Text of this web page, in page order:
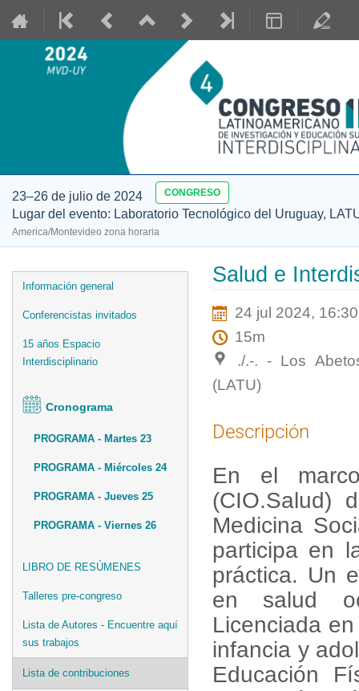
23–26 de julio de 2024 CONGRESO
Lugar del evento: Laboratorio Tecnológico del Uruguay,
America/Montevideo zona horaria
Event
menu
Información general
Conferencistas invitados
15 años Espacio
Interdisciplinario
Cronograma
PROGRAMA - Martes 23
PROGRAMA - Miércoles 24
PROGRAMA - Jueves 25
PROGRAMA - Viernes 26
LIBRO DE RESÚMENES
Talleres pre-congreso
Lista de Autores - Encuentre aquí
sus trabajos
Lista de contribuciones
Salud e
24 jul 2024, 16:30
15m
./.-. - Los
(LATU)
Descripción
En el
(CIO.Salud)
Medicina
participa en
práctica. Un
en salud
Licenciada
infancia y
Educación